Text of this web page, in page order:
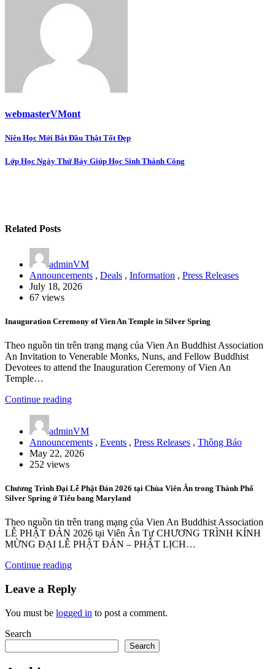
webmasterVMont
Post
navigation
Niên Học Mới Bắt Đầu Thật Tốt Đẹp
Lớp Học Ngày Thứ Bảy Giúp Học Sinh Thành Công
Related Posts
adminVM
Announcements , Deals , Information , Press Releases
July 18, 2026
67 views
Inauguration Ceremony of Vien An Temple in Silver Spring
Theo nguồn tin trên trang mạng của Vien An Buddhist Association
An Invitation to Venerable Monks, Nuns, and Fellow Buddhist
Devotees to attend the Inauguration Ceremony of Vien An
Temple…
Continue reading
adminVM
Announcements , Events , Press Releases , Thông Báo
May 22, 2026
252 views
Chương Trình Đại Lễ Phật Đản 2026 tại Chùa Viên Ân trong Thành Phố
Silver Spring ở Tiểu bang Maryland
Theo nguồn tin trên trang mạng của Vien An Buddhist Association
LỄ PHẬT ĐẢN 2026 tại Viên Ân Tự CHƯƠNG TRÌNH KÍNH
MỪNG ĐẠI LỄ PHẬT ĐẢN – PHẬT LỊCH…
Continue reading
Leave a Reply
You must be logged in to post a comment.
Search
Search